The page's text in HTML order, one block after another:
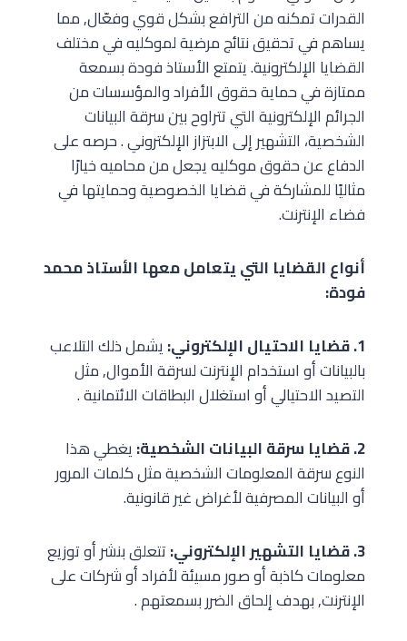
القدرات تمكنه من الترافع بشكل قوي وفعّال, مما
يساهم في تحقيق نتائج مرضية لموكليه في مختلف
القضايا الإلكترونية. يتمتع الأستاذ فودة بسمعة
ممتازة في حماية حقوق الأفراد والمؤسسات من
الجرائم الإلكترونية التي تتراوح بين سرقة البيانات
الشخصية، التشهير إلى الابتزاز الإلكتروني . حرصه على
الدفاع عن حقوق موكليه يجعل من محاميه خيارًا
مثاليًا للمشاركة في قضايا الخصوصية وحمايتها في
فضاء الإنترنت.
أنواع القضايا التي يتعامل معها الأستاذ محمد
فودة:
1. قضايا الاحتيال الإلكتروني:
يشمل ذلك التلاعب
بالبيانات أو استخدام الإنترنت لسرقة الأموال, مثل
التصيد الاحتيالي أو استغلال البطاقات الائتمانية .
2. قضايا سرقة البيانات الشخصية:
يغطي هذا
النوع سرقة المعلومات الشخصية مثل كلمات المرور
أو البيانات المصرفية لأغراض غير قانونية.
3. قضايا التشهير الإلكتروني:
تتعلق بنشر أو توزيع
معلومات كاذبة أو صور مسيئة لأفراد أو شركات على
الإنترنت, بهدف إلحاق الضرر بسمعتهم .